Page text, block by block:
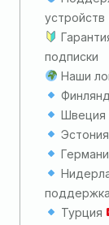
устройств
подписки
Наши
Швеция
Эстония
Турция